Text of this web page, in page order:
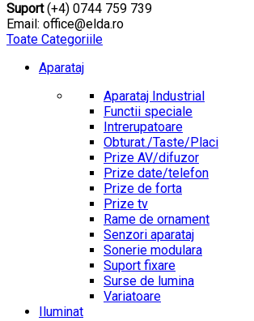
Suport(+4) 0744 759 739
Email: office@elda.ro
Toate Categoriile
Aparataj
Aparataj Industrial
Functii speciale
Intrerupatoare
Obturat./Taste/Placi
Prize AV/difuzor
Prize date/telefon
Prize de forta
Prize tv
Rame de ornament
Senzori aparataj
Sonerie modulara
Suport fixare
Surse de lumina
Variatoare
Iluminat